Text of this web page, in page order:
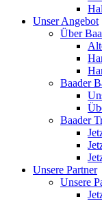
Unser Angebot
Über
Baader
Baader
Unsere Partner
Unsere